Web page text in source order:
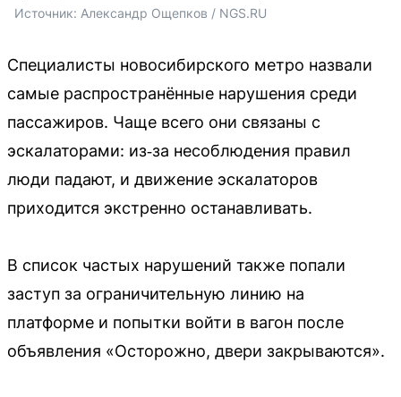
Источник: Александр Ощепков / NGS.RU
Специалисты новосибирского метро назвали
самые распространённые нарушения среди
пассажиров. Чаще всего они связаны с
эскалаторами: из‑за несоблюдения правил
люди падают, и движение эскалаторов
приходится экстренно останавливать.
В список частых нарушений также попали
заступ за ограничительную линию на
платформе и попытки войти в вагон после
объявления «Осторожно, двери закрываются».